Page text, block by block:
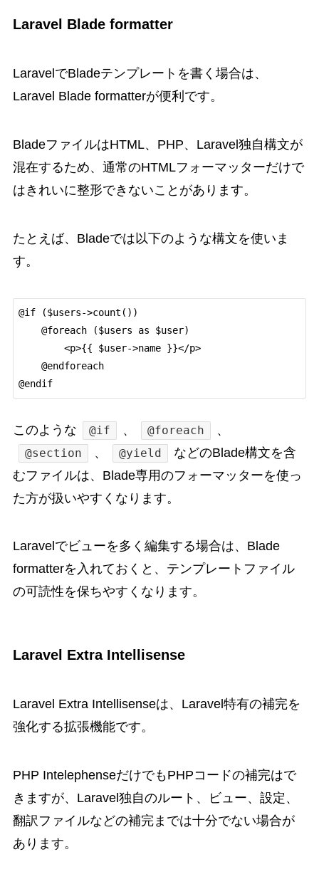
Laravel Blade formatter
LaravelでBladeテンプレートを書く場合は、
Laravel Blade formatterが便利です。
BladeファイルはHTML、PHP、Laravel独自構文が
混在するため、通常のHTMLフォーマッターだけで
はきれいに整形できないことがあります。
たとえば、Bladeでは以下のような構文を使いま
す。
@if ($users->count())
@endif
このような @if 、 @foreach 、
@section 、 @yield
などのBlade構文を含
むファイルは、Blade専用のフォーマッターを使っ
た方が扱いやすくなります。
Laravelでビューを多く編集する場合は、Blade
formatterを入れておくと、テンプレートファイル
の可読性を保ちやすくなります。
Laravel Extra Intellisense
Laravel Extra Intellisenseは、Laravel特有の補完を
強化する拡張機能です。
PHP IntelephenseだけでもPHPコードの補完はで
きますが、Laravel独自のルート、ビュー、設定、
翻訳ファイルなどの補完までは十分でない場合が
あります。